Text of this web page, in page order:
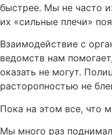
быстрее. Мы не часто
их «сильные плечи»
Взаимодействие с
ведомств нам
оказать не могут.
расторопностью не
Пока на этом все, что
Мы много раз